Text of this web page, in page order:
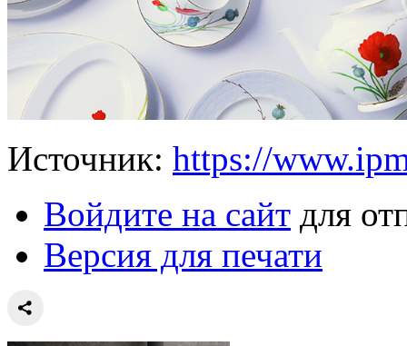
Источник: https://
Войдите на сайт для
Версия для печати